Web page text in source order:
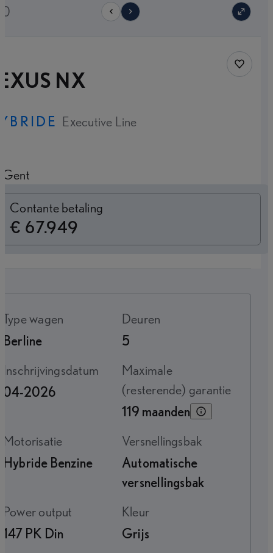
NX
Executive Line
Save car
Gent
Contante betaling
€ 67.949
Type wagen
Berline
Deuren
5
Inschrijvingsdatum
04-2026
Maximale
(resterende) garantie
119 maanden
Motorisatie
Hybride Benzine
Versnellingsbak
Automatische
versnellingsbak
Power output
147 PK Din
Kleur
Grijs